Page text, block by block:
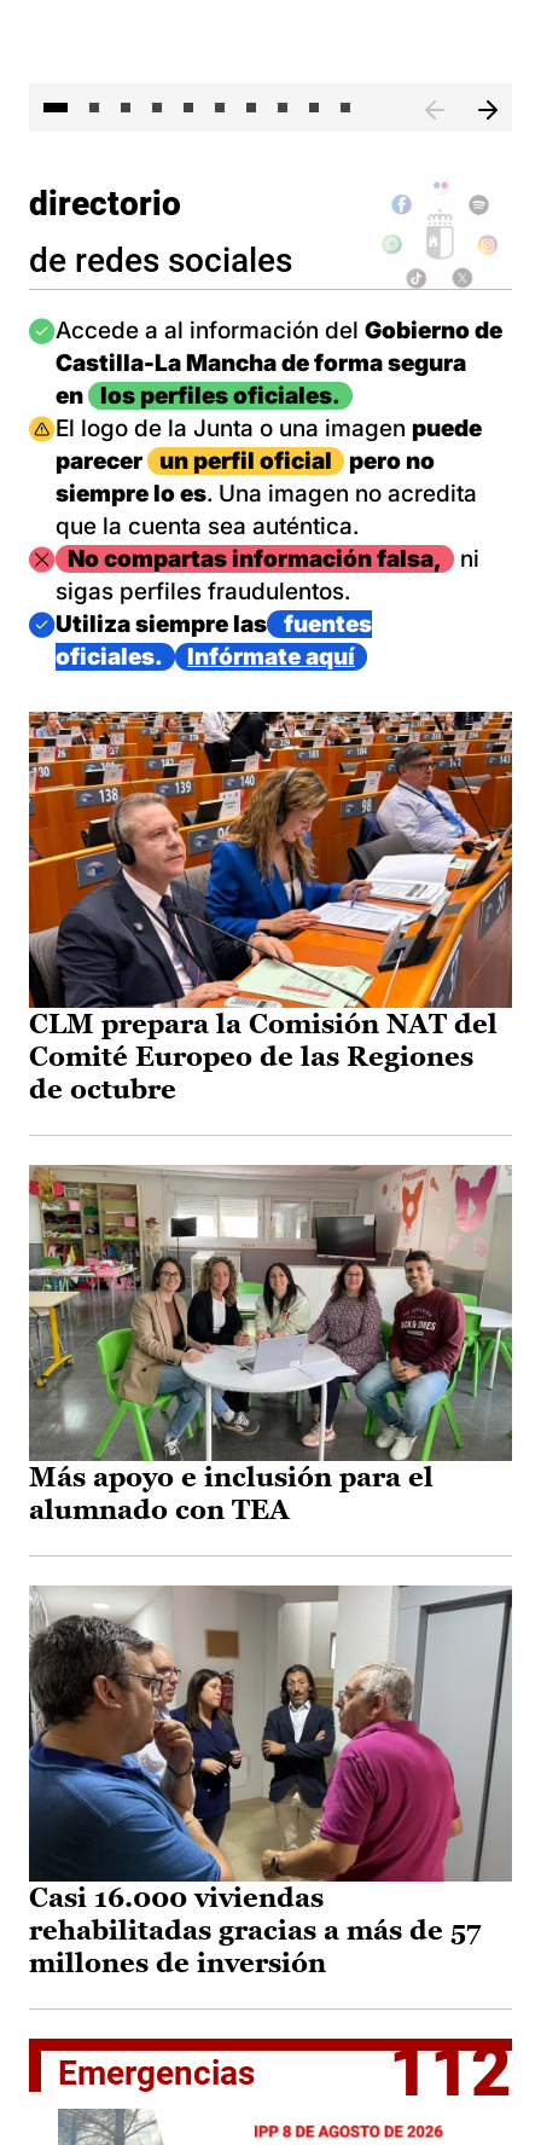
directorio
de redes sociales
Imagen
Accede a al información del Gobierno de
Castilla-La Mancha de forma segura
en
los perfiles oficiales.
Imagen
El logo de la Junta o una imagen puede
parecer
un perfil oficial
pero no
siempre lo es. Una imagen no acredita
que la cuenta sea auténtica.
ImagenNo compartas información falsa,
ni
sigas perfiles fraudulentos.
Imagen
Utiliza siempre las
fuentes
oficiales.
Infórmate aquí
CLM prepara la Comisión NAT del
Comité Europeo de las Regiones
de octubre
Más apoyo e inclusión para el
alumnado con TEA
Casi 16.000 viviendas
rehabilitadas gracias a más de 57
millones de inversión
Emergencias 112